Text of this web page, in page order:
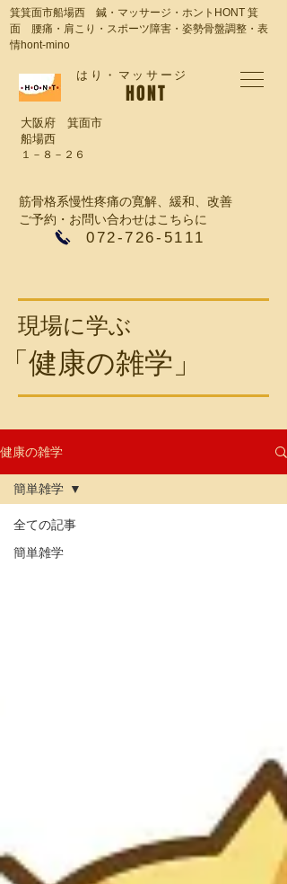
箕箕面市船場西 鍼・マッサージ・ホントHONT 箕
面 腰痛・肩こり・スポーツ障害・姿勢骨盤調整・表
情hont-mino
​HONT
大阪府 箕面市
船場西
１－８－２６
​はり・マッサージ
​072-726-5111
筋骨格系慢性疼痛の寛解、緩和、改善
ご予約・お問い合わせはこちらに
「健康の雑学」
​現場に学ぶ
健康の雑学
全ての記事
簡単雑学
簡単雑学